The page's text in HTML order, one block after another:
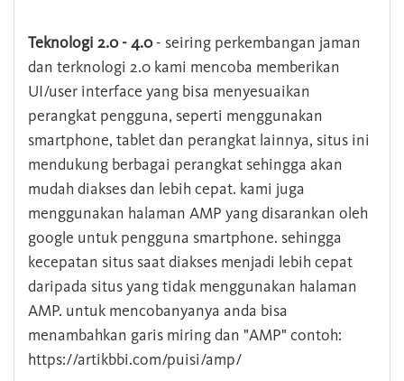
Teknologi 2.0 - 4.0- seiring perkembangan jaman
dan terknologi 2.0 kami mencoba memberikan
UI/user interface yang bisa menyesuaikan
perangkat pengguna, seperti menggunakan
smartphone, tablet dan perangkat lainnya, situs ini
mendukung berbagai perangkat sehingga akan
mudah diakses dan lebih cepat. kami juga
menggunakan halaman AMP yang disarankan oleh
google untuk pengguna smartphone. sehingga
kecepatan situs saat diakses menjadi lebih cepat
daripada situs yang tidak menggunakan halaman
AMP. untuk mencobanyanya anda bisa
menambahkan garis miring dan "AMP" contoh:
https://artikbbi.com/puisi/amp/